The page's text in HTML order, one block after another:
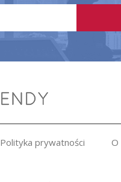
Polityka prywatności O